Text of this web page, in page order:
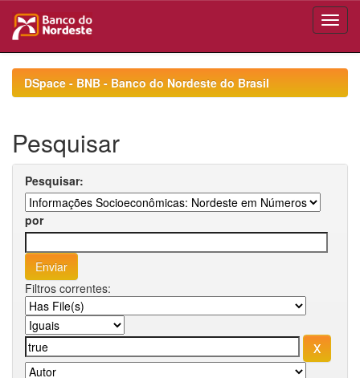
navigationDSpace - BNB - Banco do Nordeste do Brasil
Pesquisar
Pesquisar:
por
Filtros correntes: